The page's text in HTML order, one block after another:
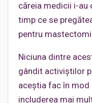
căreia medicii i-
timp ce se
pentru
Niciuna dintre
gândit activiștilor
aceștia fac în mod
includerea mai